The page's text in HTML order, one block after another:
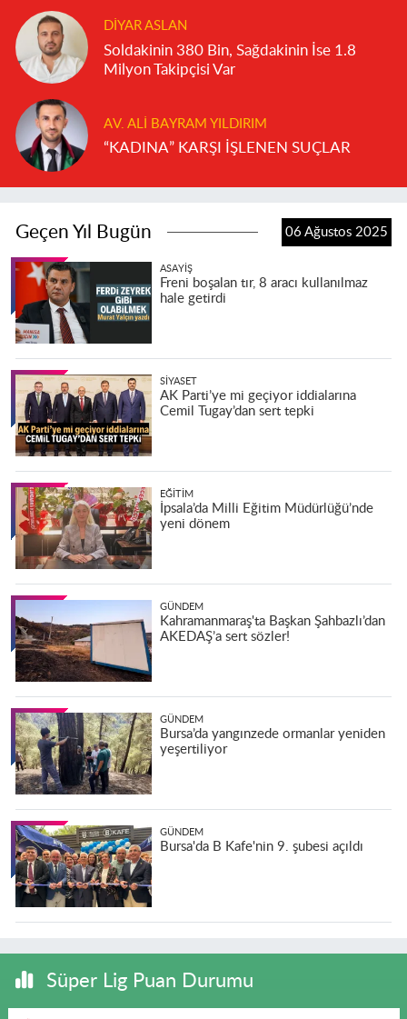
DIYAR ASLAN
Soldakinin 380 Bin, Sağdakinin İse 1.8
Milyon Takipçisi Var
AV. ALI BAYRAM YILDIRIM
“KADINA” KARŞI İŞLENEN SUÇLAR
Geçen Yıl Bugün 06 Ağustos 2025
ASAYIŞ
Freni boşalan tır, 8 aracı kullanılmaz
hale getirdi
SIYASET
AK Parti’ye mi geçiyor iddialarına
Cemil Tugay’dan sert tepki
EĞITIM
İpsala’da Milli Eğitim Müdürlüğü’nde
yeni dönem
GÜNDEM
Kahramanmaraş'ta Başkan Şahbazlı’dan
AKEDAŞ’a sert sözler!
GÜNDEM
Bursa’da yangınzede ormanlar yeniden
yeşertiliyor
GÜNDEM
Bursa'da B Kafe'nin 9. şubesi açıldı
Süper Lig Puan Durumu